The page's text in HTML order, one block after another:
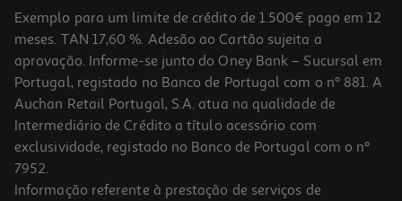
Exemplo para um limite de crédito de 1.500€ pago em 12
meses. TAN 17,60 %. Adesão ao Cartão sujeita a
aprovação. Informe-se junto do Oney Bank – Sucursal em
Portugal, registado no Banco de Portugal com o nº 881. A
Auchan Retail Portugal, S.A. atua na qualidade de
Intermediário de Crédito a título acessório com
exclusividade, registado no Banco de Portugal com o nº
7952.
Informação referente à prestação de serviços de